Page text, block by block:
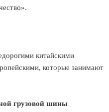
китайскими
которые занимают
грузовой шины